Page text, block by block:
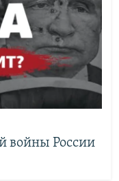
войны России